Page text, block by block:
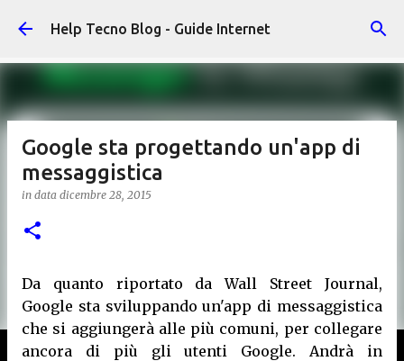
Passa ai contenuti principali
Help Tecno Blog - Guide Internet
Google sta progettando un'app di
messaggistica
in data dicembre 28, 2015
Da quanto riportato da Wall Street Journal,
Google sta sviluppando un'app di messaggistica
che si aggiungerà alle più comuni, per collegare
ancora di più gli utenti Google. Andrà in